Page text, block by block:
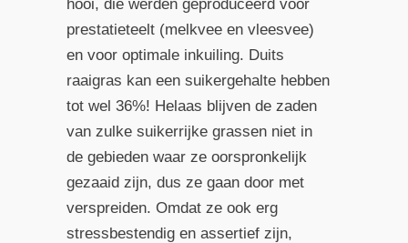
hooi, die werden geproduceerd voor
prestatieteelt (melkvee en vleesvee)
en voor optimale inkuiling. Duits
raaigras kan een suikergehalte hebben
tot wel 36%! Helaas blijven de zaden
van zulke suikerrijke grassen niet in
de gebieden waar ze oorspronkelijk
gezaaid zijn, dus ze gaan door met
verspreiden. Omdat ze ook erg
stressbestendig en assertief zijn,